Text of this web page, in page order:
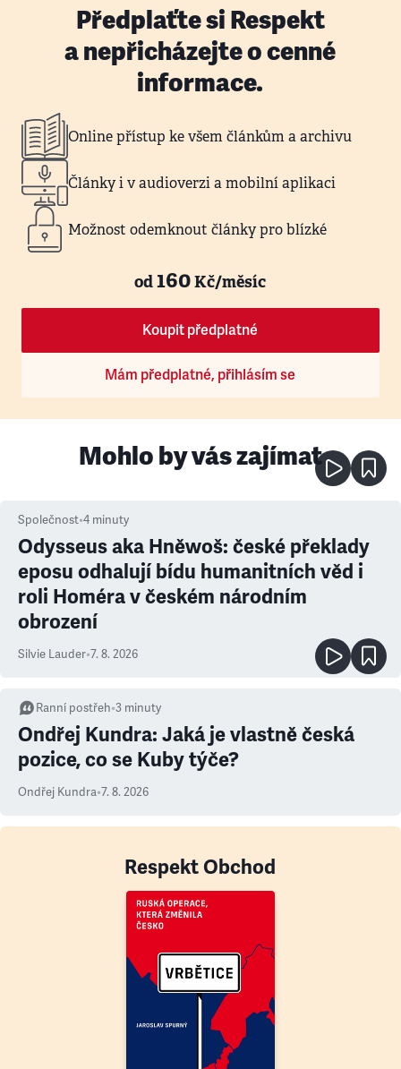
Předplaťte si Respekt
a nepřicházejte o cenné
informace.
Online přístup ke všem článkům a archivu
Články i v audioverzi a mobilní aplikaci
Možnost odemknout články pro blízké
od160Kč/měsíc
Koupit předplatné
Mám předplatné, přihlásím se
Mohlo by vás zajímat
Společnost•4 minuty
Odysseus aka Hněwoš: české překlady
eposu odhalují bídu humanitních věd i
roli Homéra v českém národním
obrození
Silvie Lauder•7. 8. 2026
Ranní postřeh•3 minuty
Ondřej Kundra: Jaká je vlastně česká
pozice, co se Kuby týče?
Ondřej Kundra•7. 8. 2026
Respekt Obchod